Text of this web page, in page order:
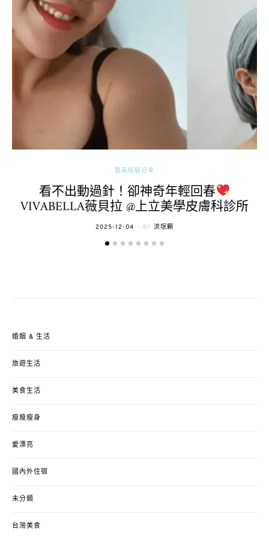
醫美經驗分享
看不出動過針！卻神奇年輕回春
VIVABELLA薇貝拉 @上立美學皮膚科診所
POSTED
2025-12-04 BY 流氓顆
婚姻 & 生活
旅遊生活
美食生活
瘦瘦瘦身
愛漂亮
國內外住宿
未分類
台灣美食